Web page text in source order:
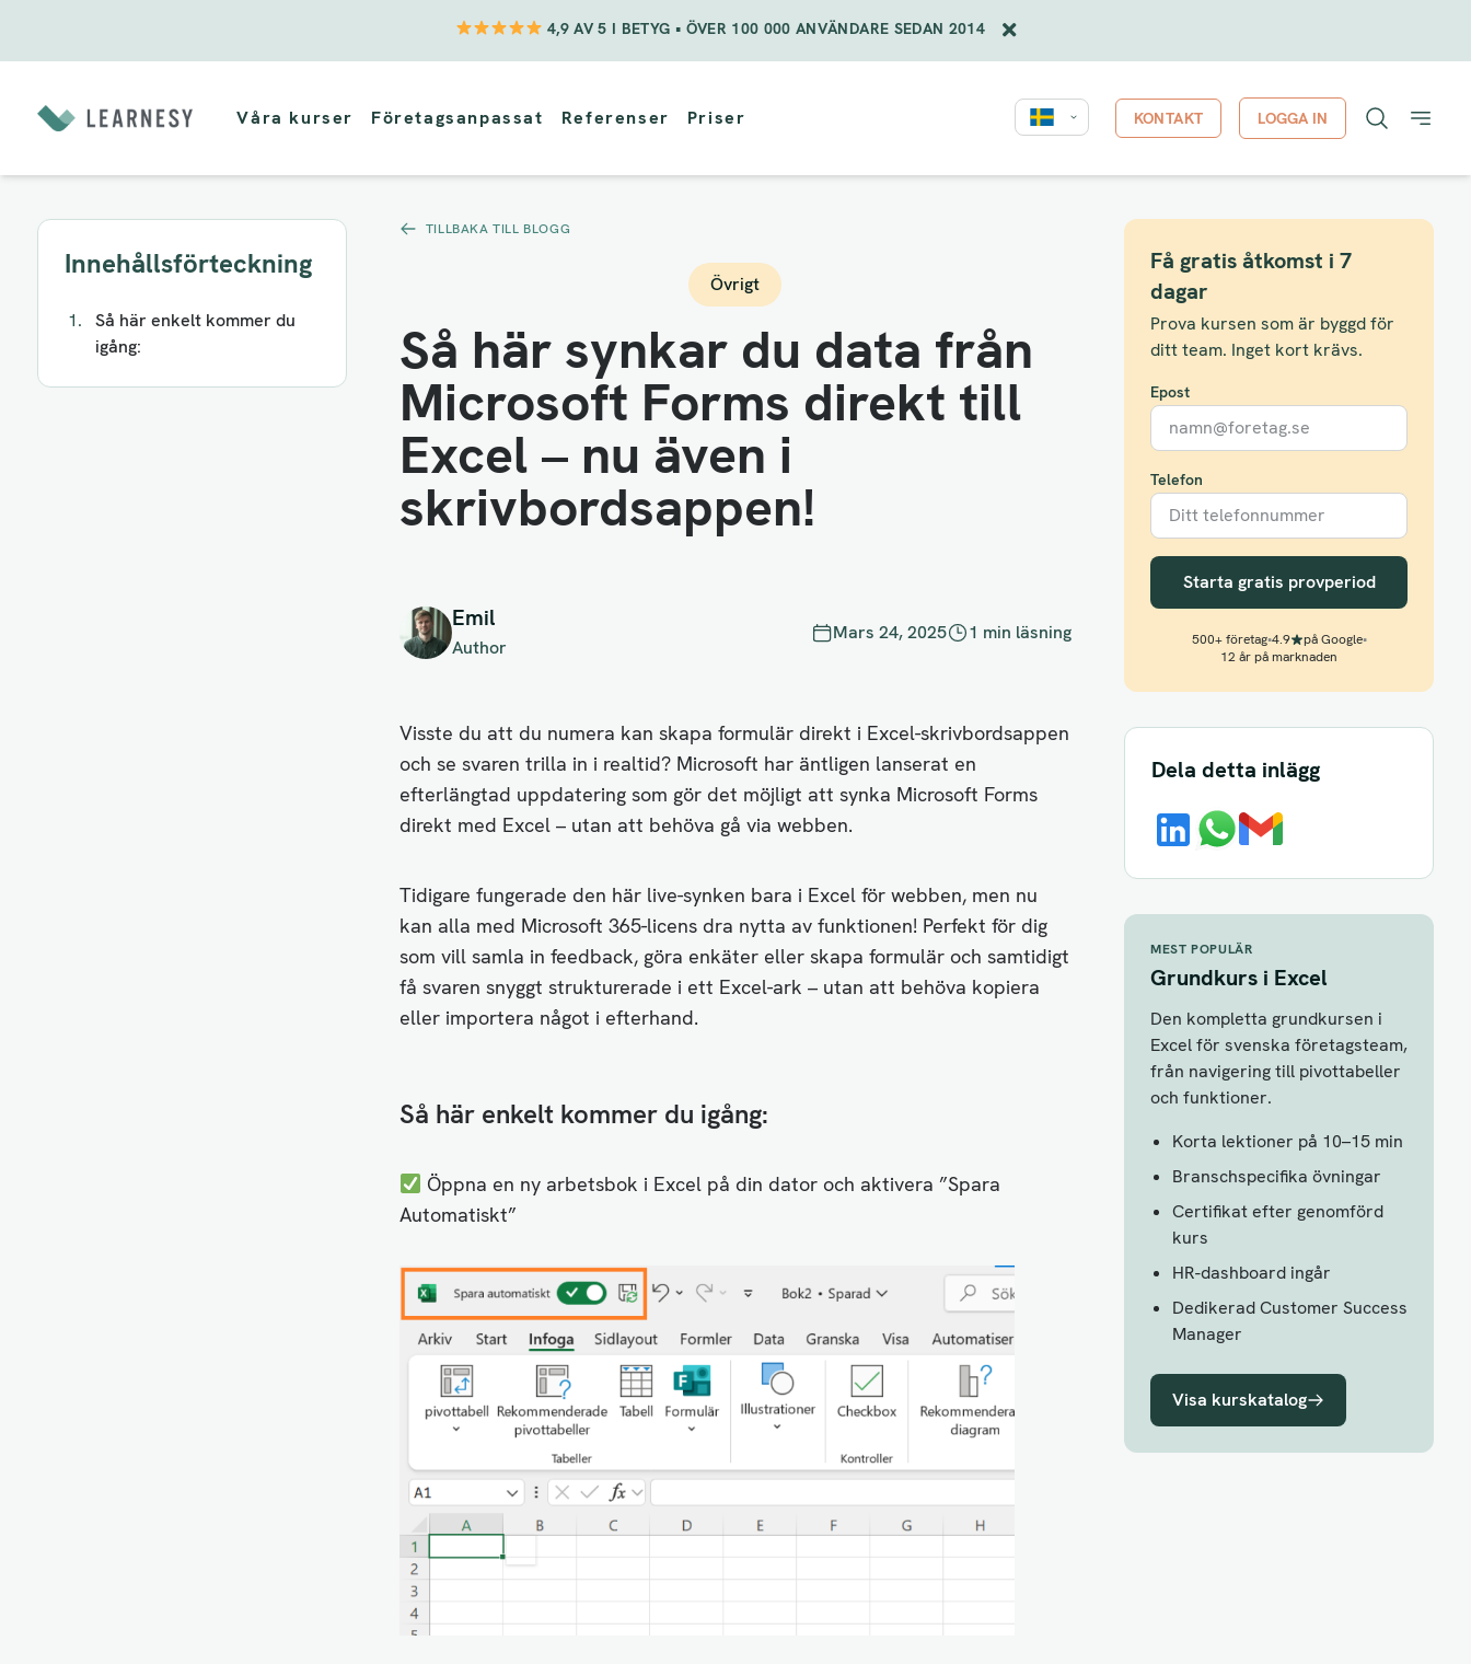
4,9 AV 5 I BETYG • ÖVER 100 000 ANVÄNDARE SEDAN 2014
innehåll
Våra kurser Företagsanpassat Referenser Priser KONTAKT LOGGA IN
Innehållsförteckning
Så här enkelt kommer du
igång:
TILLBAKA TILL BLOGG
Övrigt
Så här synkar du data från
Microsoft Forms direkt till
Excel – nu även i
skrivbordsappen!
Emil
Author
Mars 24, 2025 1 min läsning
Visste du att du numera kan skapa formulär direkt i Excel-skrivbordsappen
och se svaren trilla in i realtid? Microsoft har äntligen lanserat en
efterlängtad uppdatering som gör det möjligt att synka Microsoft Forms
direkt med Excel – utan att behöva gå via webben.
Tidigare fungerade den här live-synken bara i Excel för webben, men nu
kan alla med Microsoft 365-licens dra nytta av funktionen! Perfekt för dig
som vill samla in feedback, göra enkäter eller skapa formulär och samtidigt
få svaren snyggt strukturerade i ett Excel-ark – utan att behöva kopiera
eller importera något i efterhand.
Så här enkelt kommer du igång:
Öppna en ny arbetsbok i Excel på din dator och aktivera ”Spara
Automatiskt”
Få gratis åtkomst i 7
dagar
Prova kursen som är byggd för
ditt team. Inget kort krävs.
Epost
Telefon
Starta gratis provperiod
500+ företag•4.9 på Google•
12 år på marknaden
Dela detta inlägg
MEST POPULÄR
Grundkurs i Excel
Den kompletta grundkursen i
Excel för svenska företagsteam,
från navigering till pivottabeller
och funktioner.
Korta lektioner på 10–15 min
Branschspecifika övningar
Certifikat efter genomförd
kurs
HR-dashboard ingår
Dedikerad Customer Success
Manager
Visa kurskatalog